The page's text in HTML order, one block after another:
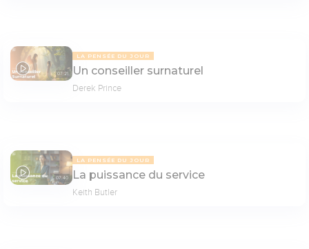
07:21
LA PENSÉE DU JOUR
Un conseiller surnaturel
Derek Prince
07:40
LA PENSÉE DU JOUR
La puissance du service
Keith Butler